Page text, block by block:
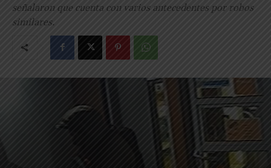
señalaron que cuenta con varios antecedentes por robos
similares.